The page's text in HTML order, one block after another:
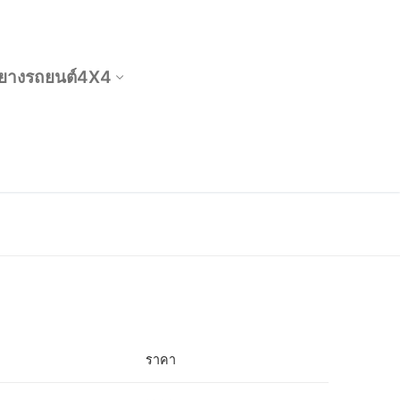
างรถยนต์4X4
ราคา